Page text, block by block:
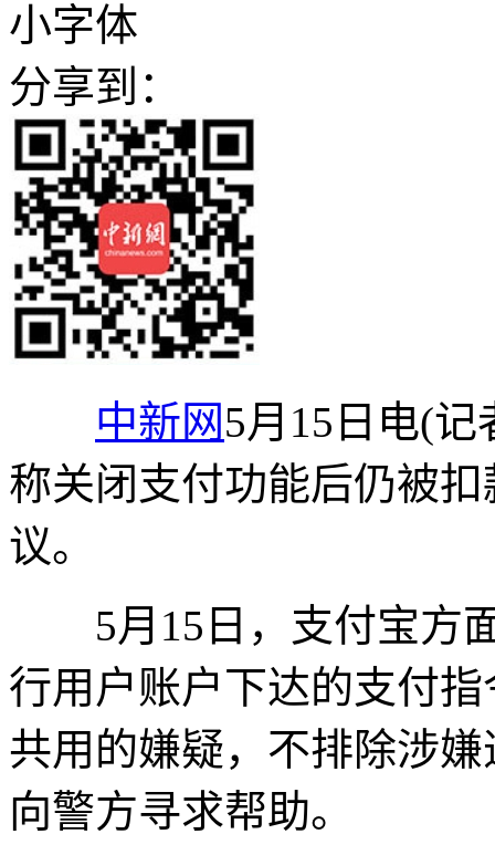
小字体
分享到：
中新网5月15日电(
称关闭支付功能后仍被
议。
5月15日，支付宝方
行用户账户下达的支付
共用的嫌疑，不排除涉
向警方寻求帮助。